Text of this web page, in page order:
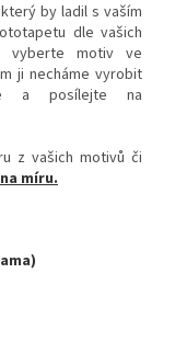
by ladil s vaším
dle vašich
vyberte motiv ve
ji necháme vyrobit
a posílejte na
z vašich motivů či
míru.